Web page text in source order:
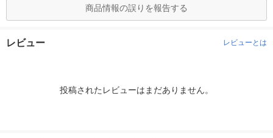
商品情報の誤りを報告する
レビュー レビューとは
投稿されたレビューはまだありません。